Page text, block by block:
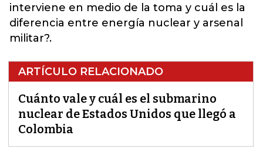
interviene en medio de la toma y cuál es la
diferencia entre energía nuclear y arsenal
militar?.
ARTÍCULO RELACIONADO
Cuánto vale y cuál es el submarino
nuclear de Estados Unidos que llegó a
Colombia